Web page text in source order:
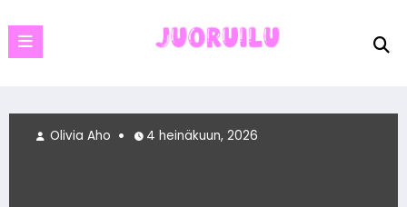
to
content
Olivia Aho